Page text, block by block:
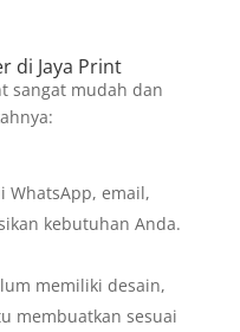
di Jaya Print
sangat mudah dan
WhatsApp, email,
kebutuhan Anda.
memiliki desain,
membuatkan sesuai